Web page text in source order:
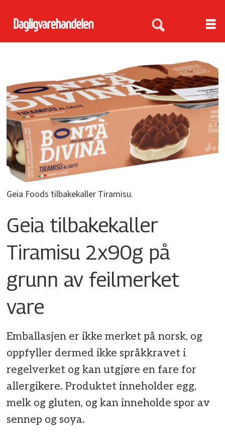
Geia Foods tilbakekaller Tiramisu.
Geia tilbakekaller
Tiramisu 2x90g på
grunn av feilmerket
vare
Emballasjen er ikke merket på norsk, og
oppfyller dermed ikke språkkravet i
regelverket og kan utgjøre en fare for
allergikere. Produktet inneholder egg,
melk og gluten, og kan inneholde spor av
sennep og soya.